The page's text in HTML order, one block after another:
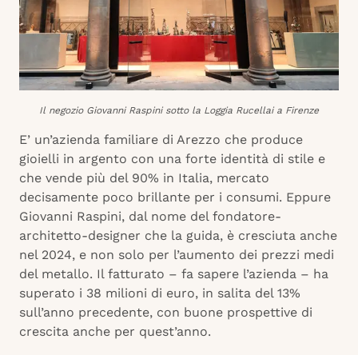
Il negozio Giovanni Raspini sotto la Loggia Rucellai a Firenze
E’ un’azienda familiare di Arezzo che produce
gioielli in argento con una forte identità di stile e
che vende più del 90% in Italia, mercato
decisamente poco brillante per i consumi. Eppure
Giovanni Raspini, dal nome del fondatore-
architetto-designer che la guida, è cresciuta anche
nel 2024, e non solo per l’aumento dei prezzi medi
del metallo. Il fatturato – fa sapere l’azienda – ha
superato i 38 milioni di euro, in salita del 13%
sull’anno precedente, con buone prospettive di
crescita anche per quest’anno.